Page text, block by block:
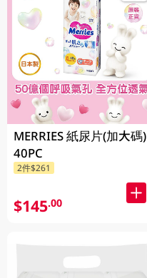
MERRIES 紙尿片(加大碼)
40PC
2件$261
$145.00